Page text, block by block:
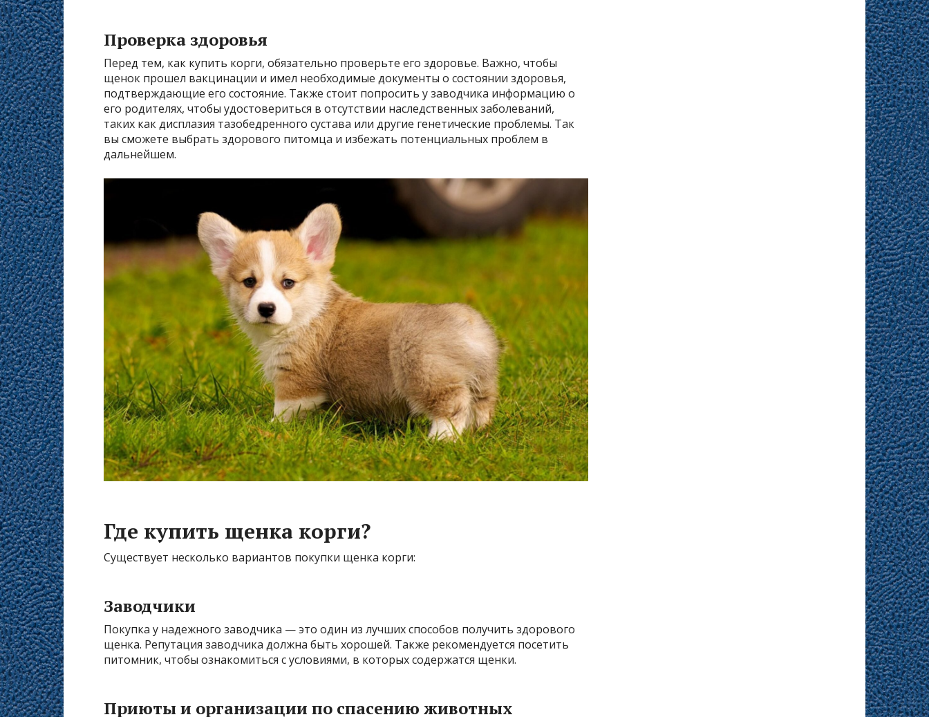
Проверка здоровья
Перед тем, как купить корги, обязательно проверьте его здоровье. Важно, чтобы
щенок прошел вакцинации и имел необходимые документы о состоянии здоровья,
подтверждающие его состояние. Также стоит попросить у заводчика информацию о
его родителях, чтобы удостовериться в отсутствии наследственных заболеваний,
таких как дисплазия тазобедренного сустава или другие генетические проблемы. Так
вы сможете выбрать здорового питомца и избежать потенциальных проблем в
дальнейшем.
Где купить щенка корги?
Существует несколько вариантов покупки щенка корги:
Заводчики
Покупка у надежного заводчика — это один из лучших способов получить здорового
щенка. Репутация заводчика должна быть хорошей. Также рекомендуется посетить
питомник, чтобы ознакомиться с условиями, в которых содержатся щенки.
Приюты и организации по спасению животных